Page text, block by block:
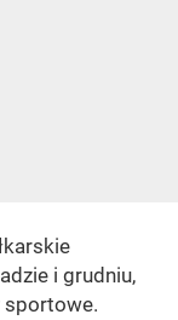
i grudniu,
sportowe.